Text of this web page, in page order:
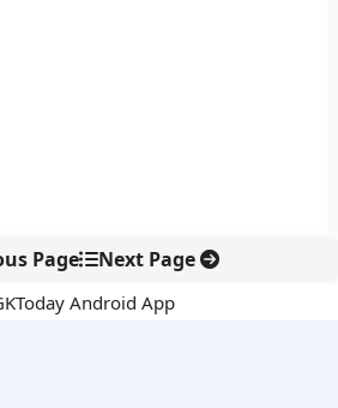
Page Next Page
Android App